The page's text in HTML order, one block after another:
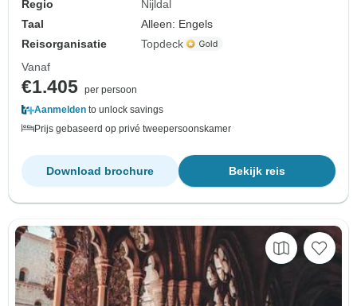
Regio
Nijldal
Taal
Alleen: Engels
Reisorganisatie
Topdeck
Vanaf
€1.405 per persoon
Aanmelden to unlock savings
Prijs gebaseerd op privé tweepersoonskamer
Bekijk reis
Download brochure